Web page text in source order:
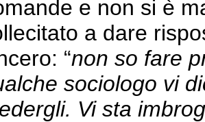
e non si è
a dare
“non so fare
sociologo vi
Vi sta